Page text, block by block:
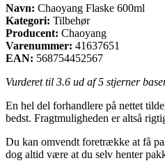
Navn: Chaoyang Flaske 600ml
Kategori: Tilbehør
Producent: Chaoyang
Varenummer: 41637651
EAN: 568754452567
Vurderet til 3.6 ud af 5 stjerner
En hel del forhandlere på nettet
bedst. Fragtmuligheden er altså
Du kan omvendt foretrække at få
dog altid være at du selv henter